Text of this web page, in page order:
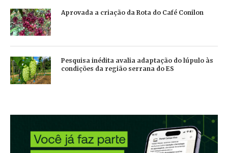
Aprovada a criação da Rota do Café Conilon
Pesquisa inédita avalia adaptação do lúpulo às
condições da região serrana do ES